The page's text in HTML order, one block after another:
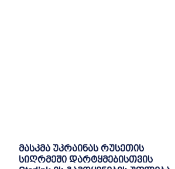
მასკმა უკრაინას რუსეთის
სიღრმეში დარტყმებისთვის